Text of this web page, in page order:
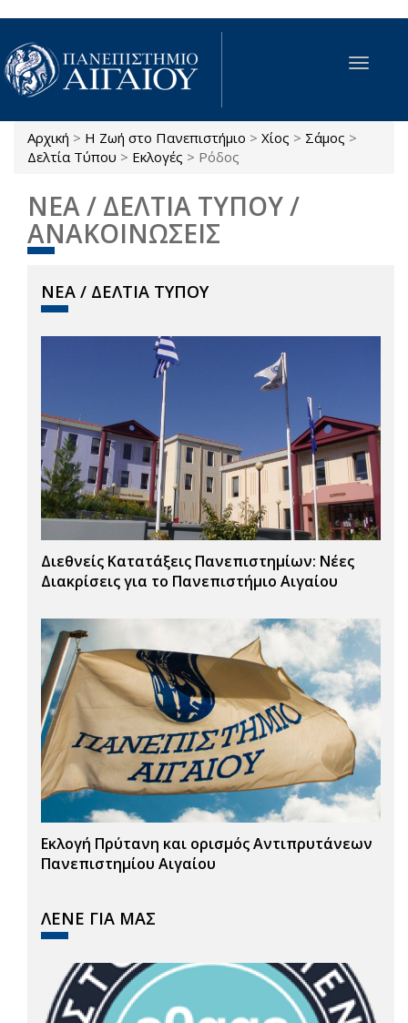
Παράκαμψη προς το κυρίως περιεχόμενο
Toggle
Είστε εδώ
Αρχική > Η Ζωή στο Πανεπιστήμιο > Χίος > Σάμος >
Δελτία Τύπου > Εκλογές > Ρόδος
ΝΕΑ / ΔΕΛΤΙΑ ΤΥΠΟΥ /
ΑΝΑΚΟΙΝΩΣΕΙΣ
ΝΕΑ / ΔΕΛΤΙΑ ΤΥΠΟΥ
Διεθνείς Κατατάξεις Πανεπιστημίων: Νέες
Διακρίσεις για το Πανεπιστήμιο Αιγαίου
Εκλογή Πρύτανη και ορισμός Αντιπρυτάνεων
Πανεπιστημίου Αιγαίου
ΛΕΝΕ ΓΙΑ ΜΑΣ